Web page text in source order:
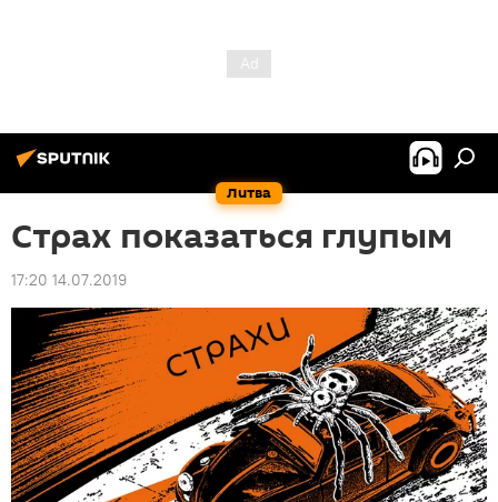
Литва
Страх показаться глупым
17:20 14.07.2019